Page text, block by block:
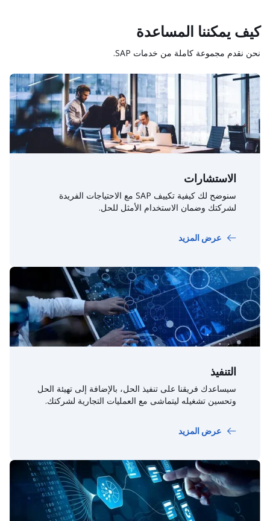
كيف يمكننا المساعدة
نحن نقدم مجموعة كاملة من خدمات SAP.
الاستشارات
سنوضح لك كيفية تكييف SAP مع الاحتياجات الفريدة
لشركتك وضمان الاستخدام الأمثل للحل.
عرض المزيد
التنفيذ
سيساعدك فريقنا على تنفيذ الحل، بالإضافة إلى تهيئة الحل
وتحسين تشغيله ليتماشى مع العمليات التجارية لشركتك.
عرض المزيد